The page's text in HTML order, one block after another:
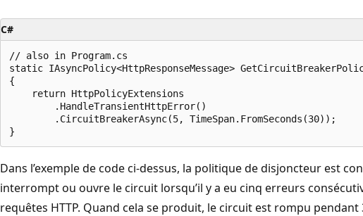
C#
// also in Program.cs
static IAsyncPolicy<HttpResponseMessage>
{
    return HttpPolicyExtensions
        .HandleTransientHttpError()
        .CircuitBreakerAsync(5, TimeSpan.FromSeconds(30));
Dans l’exemple de code ci-dessus, la politique de disjoncteur est
interrompt ou ouvre le circuit lorsqu’il y a eu cinq erreurs
requêtes HTTP. Quand cela se produit, le circuit est rompu